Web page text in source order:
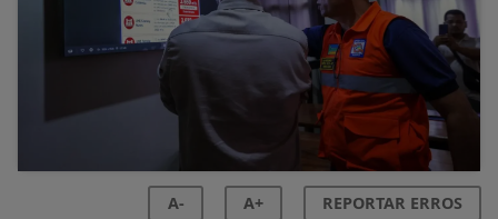
A- A+ REPORTAR ERROS